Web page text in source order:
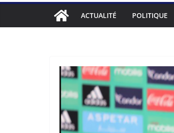
ACTUALITÉ POLITIQUE